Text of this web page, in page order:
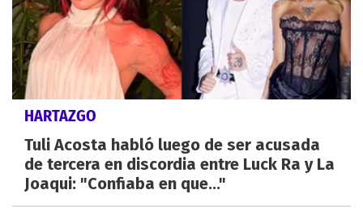
HARTAZGO
Tuli Acosta habló luego de ser acusada
de tercera en discordia entre Luck Ra y La
Joaqui: "Confiaba en que..."